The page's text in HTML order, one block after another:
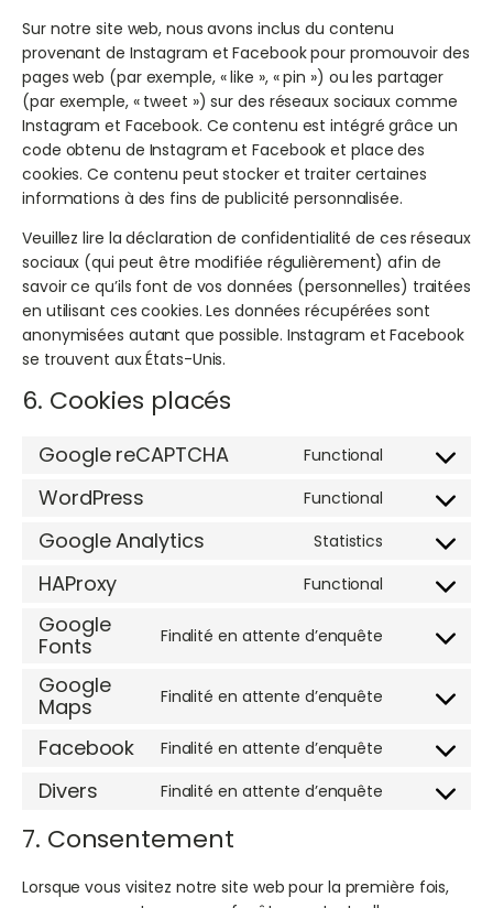
Sur notre site web, nous avons inclus du contenu
provenant de Instagram et Facebook pour promouvoir des
pages web (par exemple, « like », « pin ») ou les partager
(par exemple, « tweet ») sur des réseaux sociaux comme
Instagram et Facebook. Ce contenu est intégré grâce un
code obtenu de Instagram et Facebook et place des
cookies. Ce contenu peut stocker et traiter certaines
informations à des fins de publicité personnalisée.
Veuillez lire la déclaration de confidentialité de ces réseaux
sociaux (qui peut être modifiée régulièrement) afin de
savoir ce qu’ils font de vos données (personnelles) traitées
en utilisant ces cookies. Les données récupérées sont
anonymisées autant que possible. Instagram et Facebook
se trouvent aux États-Unis.
6. Cookies placés
Google reCAPTCHA Functional
Consent
google-
WordPress Functional
Consent
wordpress
Google Analytics Statistics
Consent
analytics
HAProxy Functional
Consent
service
Google
Fonts
Finalité en attente d’enquête
Consent
service
fonts
Google
Maps
Finalité en attente d’enquête
Consent
service
Facebook Finalité en attente d’enquête
Consent
Divers Finalité en attente d’enquête
Consent
divers
7. Consentement
Lorsque vous visitez notre site web pour la première fois,